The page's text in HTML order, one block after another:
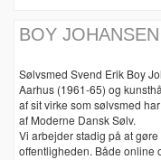
BOY
Sølvsmed Svend Erik Boy
Aarhus (1961-65) og
af sit virke som sølvsmed
af Moderne Dansk Sølv.
Vi arbejder stadig på at
offentligheden. Både online